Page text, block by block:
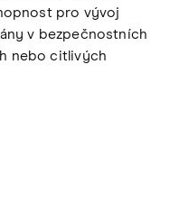
pro vývoj
v bezpečnostních
nebo citlivých